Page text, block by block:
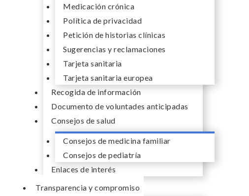
Medicación crónica
Política de privacidad
Petición de historias clínicas
Sugerencias y reclamaciones
Tarjeta sanitaria
Tarjeta sanitaria europea
Recogida de información
Documento de voluntades anticipadas
Consejos de salud
Consejos de medicina familiar
Consejos de pediatría
Enlaces de interés
Transparencia y compromiso